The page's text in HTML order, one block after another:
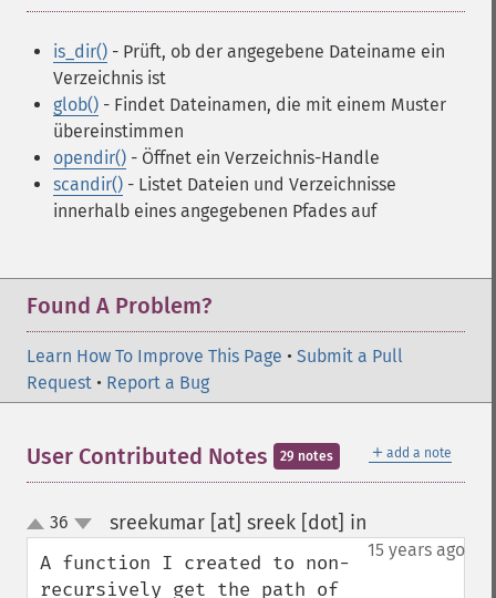
is_dir() - Prüft, ob der angegebene Dateiname ein
Verzeichnis ist
glob() - Findet Dateinamen, die mit einem Muster
übereinstimmen
opendir() - Öffnet ein Verzeichnis-Handle
scandir() - Listet Dateien und Verzeichnisse
innerhalb eines angegebenen Pfades auf
Found A Problem?
Learn How To Improve This Page • Submit a Pull
Request • Report a Bug
＋ add a note
User Contributed Notes 29 notes
up
down
36 sreekumar [at] sreek [dot] in
15 years ago
A function I created to non-
recursively get the path of